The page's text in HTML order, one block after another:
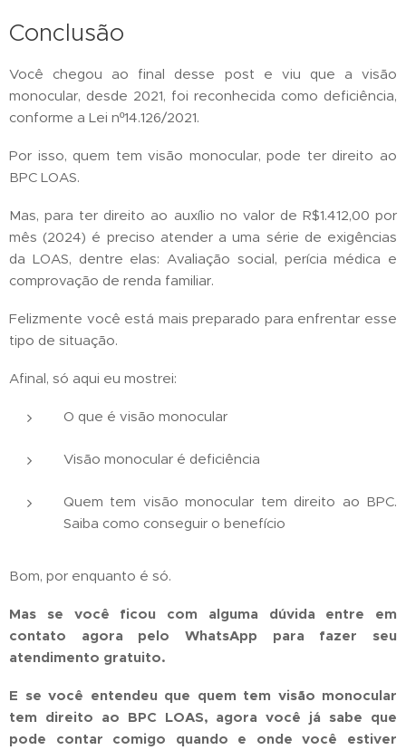
Conclusão
Você chegou ao final desse post e viu que a visão
monocular, desde 2021, foi reconhecida como deficiência,
conforme a Lei nº14.126/2021.
Por isso, quem tem visão monocular, pode ter direito ao
BPC LOAS.
Mas, para ter direito ao auxílio no valor de R$1.412,00 por
mês (2024) é preciso atender a uma série de exigências
da LOAS, dentre elas: Avaliação social, perícia médica e
comprovação de renda familiar.
Felizmente você está mais preparado para enfrentar esse
tipo de situação.
Afinal, só aqui eu mostrei:
O que é visão monocular
Visão monocular é deficiência
Quem tem visão monocular tem direito ao BPC.
Saiba como conseguir o benefício
Bom, por enquanto é só.
Mas se você ficou com alguma dúvida entre em
contato agora pelo WhatsApp para fazer seu
atendimento gratuito.
E se você entendeu que quem tem visão monocular
tem direito ao BPC LOAS, agora você já sabe que
pode contar comigo quando e onde você estiver